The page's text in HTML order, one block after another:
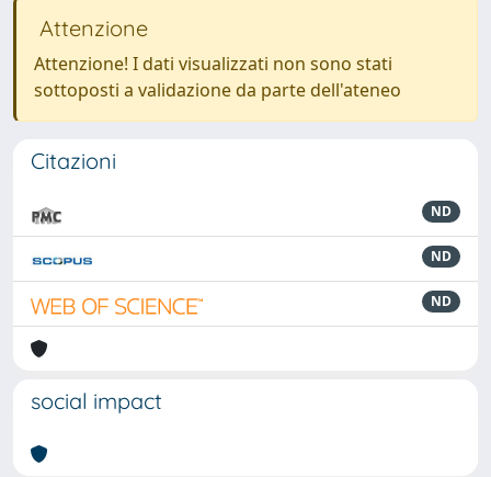
Attenzione
Attenzione! I dati visualizzati non sono stati
sottoposti a validazione da parte dell'ateneo
Citazioni
ND
ND
ND
social impact